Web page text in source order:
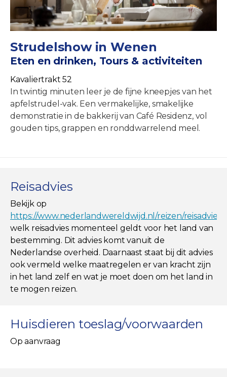
Strudelshow in Wenen
Eten en drinken, Tours & activiteiten
Kavaliertrakt 52
In twintig minuten leer je de fijne kneepjes van het
apfelstrudel-vak. Een vermakelijke, smakelijke
demonstratie in de bakkerij van Café Residenz, vol
gouden tips, grappen en ronddwarrelend meel.
Reisadvies
Bekijk op
https://www.nederlandwereldwijd.nl/reizen/
welk reisadvies momenteel geldt voor het land van
bestemming. Dit advies komt vanuit de
Nederlandse overheid. Daarnaast staat bij dit advies
ook vermeld welke maatregelen er van kracht zijn
in het land zelf en wat je moet doen om het land in
te mogen reizen.
Huisdieren toeslag/voorwaarden
Op aanvraag